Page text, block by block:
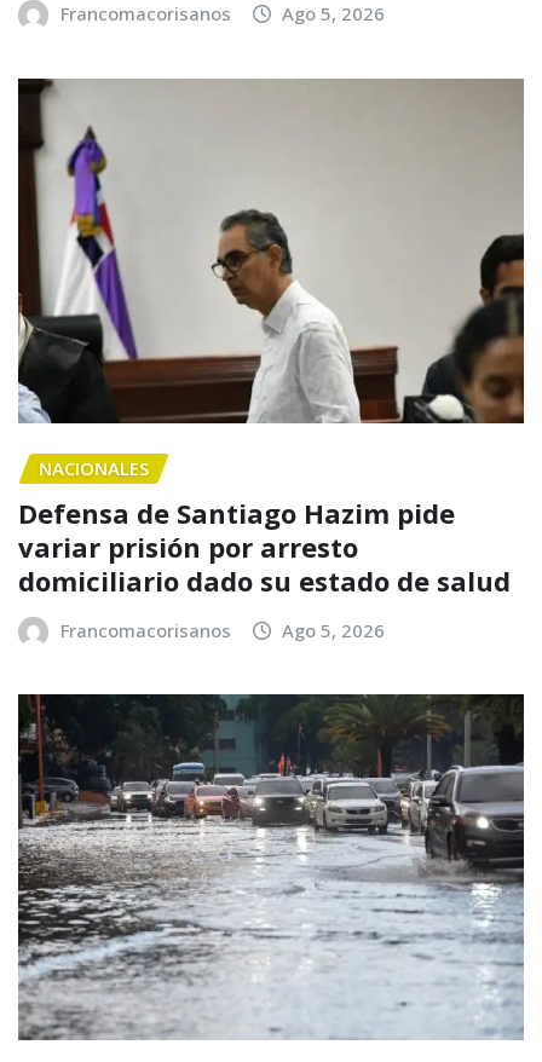
Francomacorisanos Ago 5, 2026
NACIONALES
Defensa de Santiago Hazim pide
variar prisión por arresto
domiciliario dado su estado de salud
Francomacorisanos Ago 5, 2026